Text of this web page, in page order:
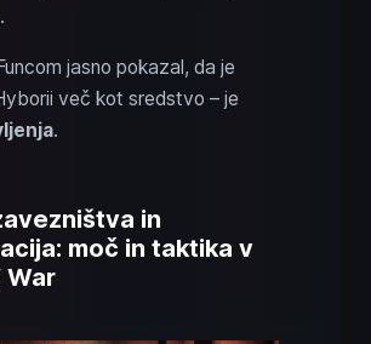
.
jasno pokazal, da je
več kot sredstvo – je
.
in
moč in taktika v
War